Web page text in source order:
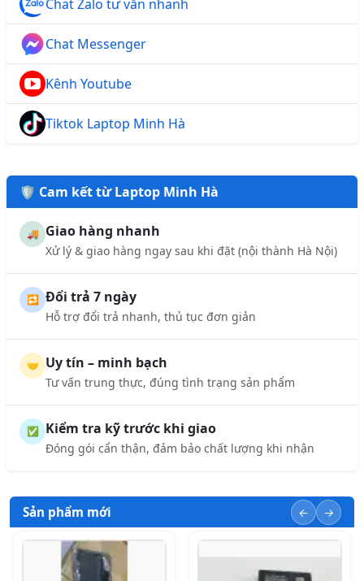
Chat Zalo tư vấn nhanh
Chat Messenger
Kênh Youtube
Tiktok Laptop Minh Hà
🛡️ Cam kết từ Laptop Minh Hà
🚚 Giao hàng nhanh
Xử lý & giao hàng ngay sau khi đặt (nội thành Hà Nội)
🔁 Đổi trả 7 ngày
Hỗ trợ đổi trả nhanh, thủ tục đơn giản
🤝 Uy tín – minh bạch
Tư vấn trung thực, đúng tình trạng sản phẩm
✅ Kiểm tra kỹ trước khi giao
Đóng gói cẩn thận, đảm bảo chất lượng khi nhận
Sản phẩm mới